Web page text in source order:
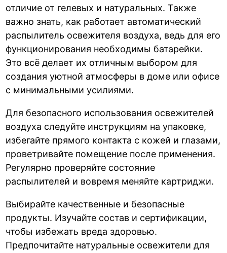
отличие от гелевых и натуральных. Также
важно знать, как работает автоматический
распылитель освежителя воздуха, ведь для его
функционирования необходимы батарейки.
Это всё делает их отличным выбором для
создания уютной атмосферы в доме или офисе
с минимальными усилиями.
Для безопасного использования освежителей
воздуха следуйте инструкциям на упаковке,
избегайте прямого контакта с кожей и глазами,
проветривайте помещение после применения.
Регулярно проверяйте состояние
распылителей и вовремя меняйте картриджи.
Выбирайте качественные и безопасные
продукты. Изучайте состав и сертификации,
чтобы избежать вреда здоровью.
Предпочитайте натуральные освежители для